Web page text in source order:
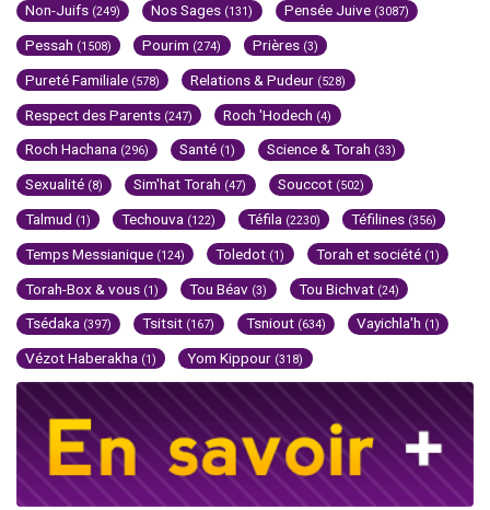
Non-Juifs (249) Nos Sages (131) Pensée Juive (3087)
Pessah (1508) Pourim (274) Prières (3)
Pureté Familiale (578) Relations & Pudeur (528)
Respect des Parents (247) Roch 'Hodech (4)
Roch Hachana (296) Santé (1) Science & Torah (33)
Sexualité (8) Sim'hat Torah (47) Souccot (502)
Talmud (1) Techouva (122) Téfila (2230) Téfilines (356)
Temps Messianique (124) Toledot (1) Torah et société (1)
Torah-Box & vous (1) Tou Béav (3) Tou Bichvat (24)
Tsédaka (397) Tsitsit (167) Tsniout (634) Vayichla'h (1)
Vézot Haberakha (1) Yom Kippour (318)